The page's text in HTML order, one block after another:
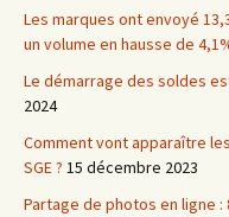
Les marques ont envoyé
un volume en hausse de
Le démarrage des soldes
2024
Comment vont apparaître
SGE ? 15 décembre 2023
Partage de photos en ligne